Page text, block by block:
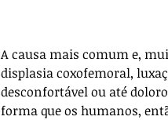
A causa mais comum e,
displasia coxofemoral,
desconfortável ou até
forma que os humanos,